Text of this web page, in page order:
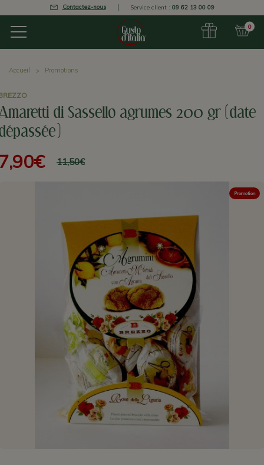
Contactez-nous Service client : 09 62 13 00 09
0
Accueil Promotions
di Sassello agrumes 200 gr (date
11,50€
Promotion